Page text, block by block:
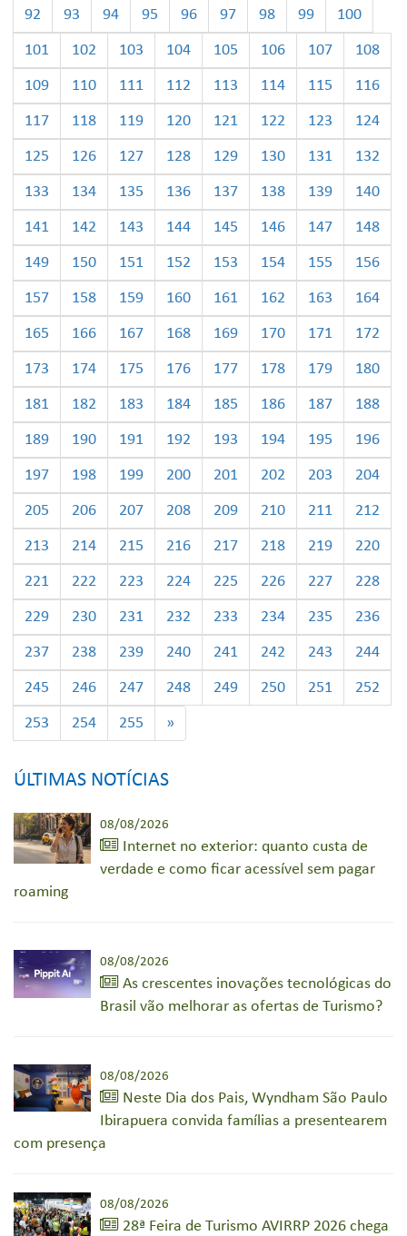
92 93 94 95 96 97 98 99 100
101 102 103 104 105 106 107 108
109 110 111 112 113 114 115 116
117 118 119 120 121 122 123 124
125 126 127 128 129 130 131 132
133 134 135 136 137 138 139 140
141 142 143 144 145 146 147 148
149 150 151 152 153 154 155 156
157 158 159 160 161 162 163 164
165 166 167 168 169 170 171 172
173 174 175 176 177 178 179 180
181 182 183 184 185 186 187 188
189 190 191 192 193 194 195 196
197 198 199 200 201 202 203 204
205 206 207 208 209 210 211 212
213 214 215 216 217 218 219 220
221 222 223 224 225 226 227 228
229 230 231 232 233 234 235 236
237 238 239 240 241 242 243 244
245 246 247 248 249 250 251 252
253 254 255 »
ÚLTIMAS NOTÍCIAS
08/08/2026
Internet no exterior: quanto custa de
verdade e como ficar acessível sem pagar
roaming
08/08/2026
As crescentes inovações tecnológicas do
Brasil vão melhorar as ofertas de Turismo?
08/08/2026
Neste Dia dos Pais, Wyndham São Paulo
Ibirapuera convida famílias a presentearem
com presença
08/08/2026
28ª Feira de Turismo AVIRRP 2026 chega